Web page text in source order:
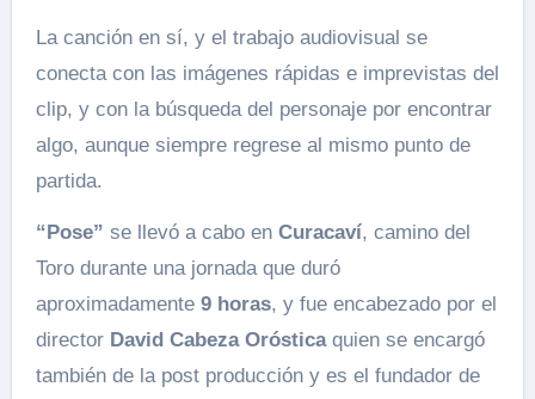
La canción en sí, y el trabajo audiovisual se
conecta con las imágenes rápidas e imprevistas del
clip, y con la búsqueda del personaje por encontrar
algo, aunque siempre regrese al mismo punto de
partida.
“Pose” se llevó a cabo en Curacaví, camino del
Toro durante una jornada que duró
aproximadamente 9 horas, y fue encabezado por el
director David Cabeza Orósticaquien se encargó
también de la post producción y es el fundador de